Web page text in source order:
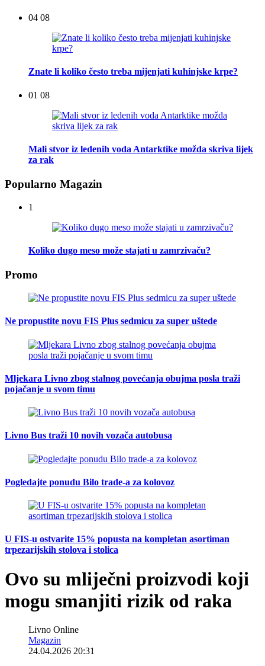
04 08
Znate li koliko često treba mijenjati kuhinjske krpe?
01 08
Mali stvor iz ledenih voda Antarktike možda skriva lijek
za rak
Popularno Magazin
1
Koliko dugo meso može stajati u zamrzivaču?
Promo
Ne propustite novu FIS Plus sedmicu za super uštede
Mljekara Livno zbog stalnog povećanja obujma posla traži
pojačanje u svom timu
Livno Bus traži 10 novih vozača autobusa
Pogledajte ponudu Bilo trade-a za kolovoz
U FIS-u ostvarite 15% popusta na kompletan asortiman
trpezarijskih stolova i stolica
Ovo su mliječni proizvodi koji
mogu smanjiti rizik od raka
Livno Online
Magazin
24.04.2026 20:31